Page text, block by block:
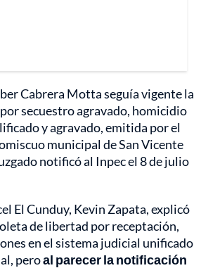
Cabrera Motta seguía vigente la
secuestro agravado, homicidio
y agravado, emitida por el
municipal de San Vicente
notificó al Inpec el 8 de julio
El Cunduy, Kevin Zapata, explicó
de libertad por receptación,
en el sistema judicial unificado
peroal parecer la notificación